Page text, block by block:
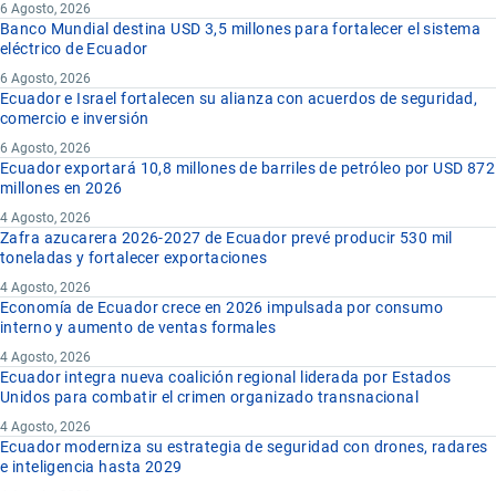
6 Agosto, 2026
Banco Mundial destina USD 3,5 millones para fortalecer el sistema
eléctrico de Ecuador
6 Agosto, 2026
Ecuador e Israel fortalecen su alianza con acuerdos de seguridad,
comercio e inversión
6 Agosto, 2026
Ecuador exportará 10,8 millones de barriles de petróleo por USD 872
millones en 2026
4 Agosto, 2026
Zafra azucarera 2026-2027 de Ecuador prevé producir 530 mil
toneladas y fortalecer exportaciones
4 Agosto, 2026
Economía de Ecuador crece en 2026 impulsada por consumo
interno y aumento de ventas formales
4 Agosto, 2026
Ecuador integra nueva coalición regional liderada por Estados
Unidos para combatir el crimen organizado transnacional
4 Agosto, 2026
Ecuador moderniza su estrategia de seguridad con drones, radares
e inteligencia hasta 2029